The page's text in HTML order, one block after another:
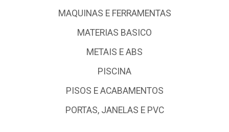
MAQUINAS E FERRAMENTAS
MATERIAS BASICO
METAIS E ABS
PISCINA
PISOS E ACABAMENTOS
PORTAS, JANELAS E PVC